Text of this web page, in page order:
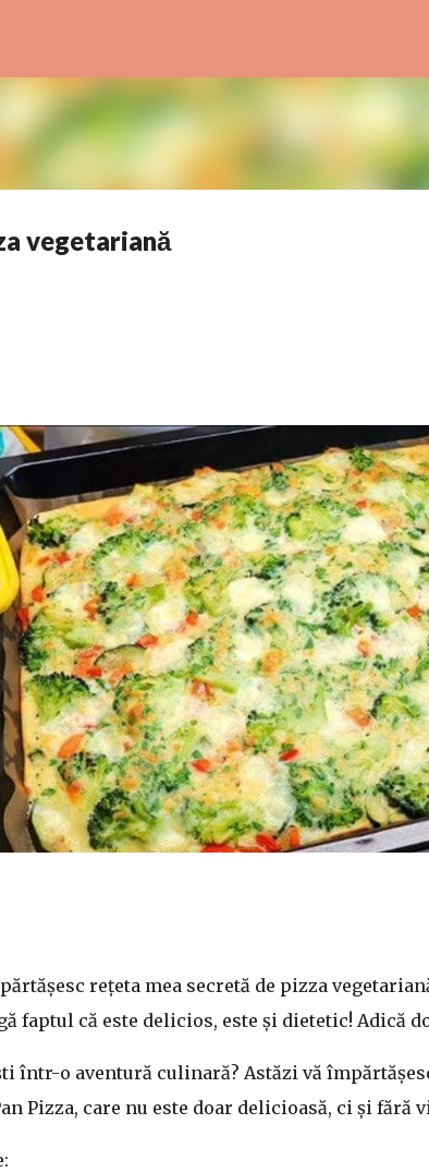
vegetariană
rețeta mea secretă de pizza
faptul că este delicios, este și dietetic! Adică
într-o aventură culinară? Astăzi vă
Pizza, care nu este doar delicioasă, ci și fără